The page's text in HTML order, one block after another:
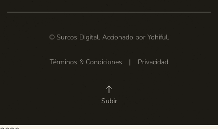
© Surcos Digital. Accionado por Yohiful.
Términos & Condiciones | Privacidad
Subir